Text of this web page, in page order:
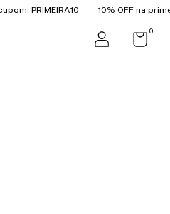
10% OFF na primeira
0